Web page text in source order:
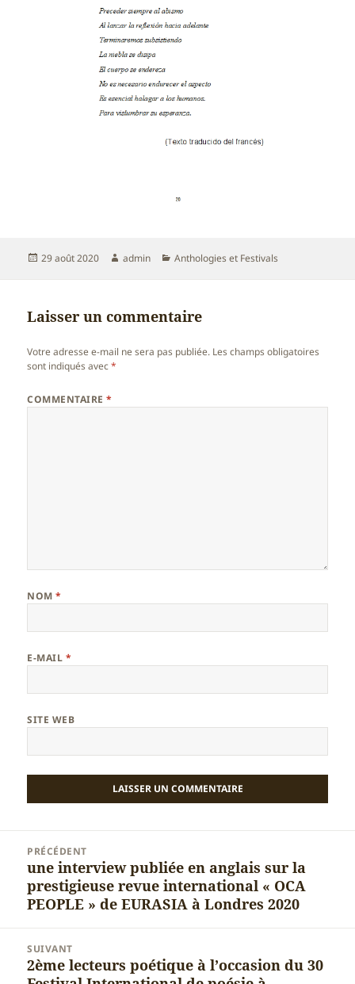
Publié
29 août 2020 Auteur
admin Catégories
Anthologies et Festivals
Laisser un commentaire
Votre adresse e-mail ne sera pas publiée. Les champs obligatoires
sont indiqués avec*
COMMENTAIRE*
NOM*
E-MAIL *
SITE WEB
l’article
PRÉCÉDENT
Article
précédent :
une interview publiée en anglais sur la
prestigieuse revue international « OCA
PEOPLE » de EURASIA à Londres 2020
SUIVANT
Article
2ème lecteurs poétique à l’occasion du 30